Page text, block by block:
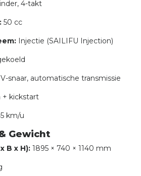
4-takt
50 cc
Injectie (SAILIFU Injection)
V-snaar, automatische transmissie
+ kickstart
km/u
Gewicht
B x H): 1895 × 740 × 1140 mm